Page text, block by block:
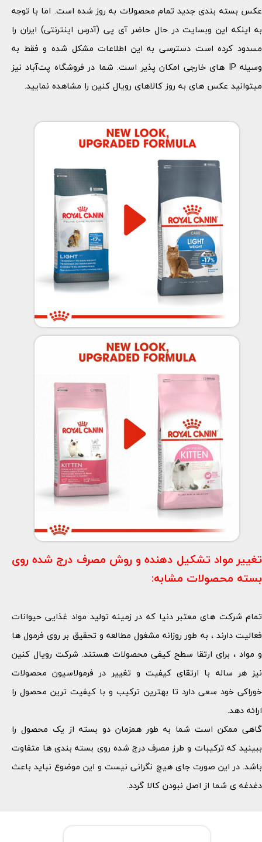
عکس بسته بندی جدید تمام محصولات به روز شده است. اما با توجه
به اینکه این وبسایت در حال حاضر آی پی (آدرس اینترنتی) ایران را
مسدود کرده است دسترسی به این اطلاعات مشکل شده و فقط به
وسیله IP های خارجی امکان پذیر است. شما در فروشگاه پت‌آباد نیز
میتوانید عکس های به روز کالاهای رویال کنین را مشاهده نمایید.
تغییر مواد تشکیل دهنده و روش مصرف درج شده روی
بسته محصولات مشابه:
تمام شرکت های معتبر دنیا که در زمینه تولید مواد غذایی حیوانات
فعالیت دارند ، به طور روزانه مشغول مطالعه و تحقیق بر روی فرمول ها
و مواد ، برای ارتقا سطح کیفی محصولات هستند. شرکت رویال کنین
نیز هر ساله با ارتقای کیفیت و تغییر در فرمولاسیون محصولات
خوراکی خود سعی دارد تا بهترین ترکیب و با کیفیت ترین محصول را
ارائه دهد.
گاهی ممکن است شما به طور همزمان دو بسته از یک محصول را
ببینید که ترکیبات و طرز مصرف درج شده روی بسته بندی ها متفاوت
باشد. در این صورت جای هیچ نگرانی نیست و این موضوع نباید باعث
دغدغه ی شما از اصل نبودن کالا گردد.